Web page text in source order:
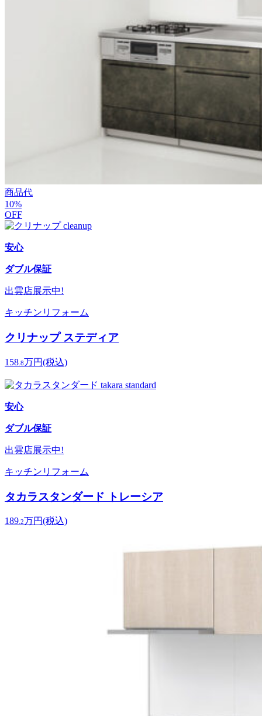
商品代
10%
OFF
安心
ダブル保証
出雲店展示中!
キッチンリフォーム
クリナップ ステディア
158 .8万円(税込)
安心
ダブル保証
出雲店展示中!
キッチンリフォーム
タカラスタンダード トレーシア
189 .2万円(税込)